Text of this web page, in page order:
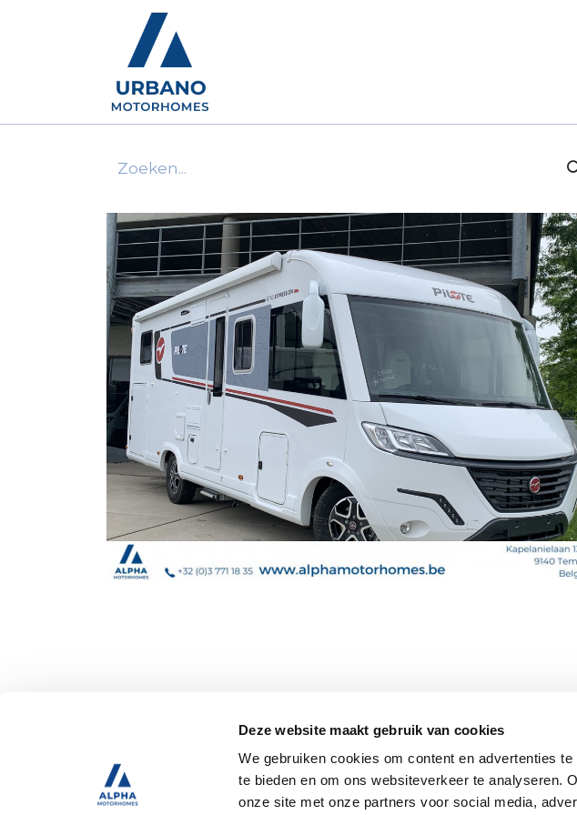
Deze website maakt gebruik van cookies
We gebruiken cookies om content en advertenties
te bieden en om ons websiteverkeer te analyseren.
onze site met onze partners voor social media,